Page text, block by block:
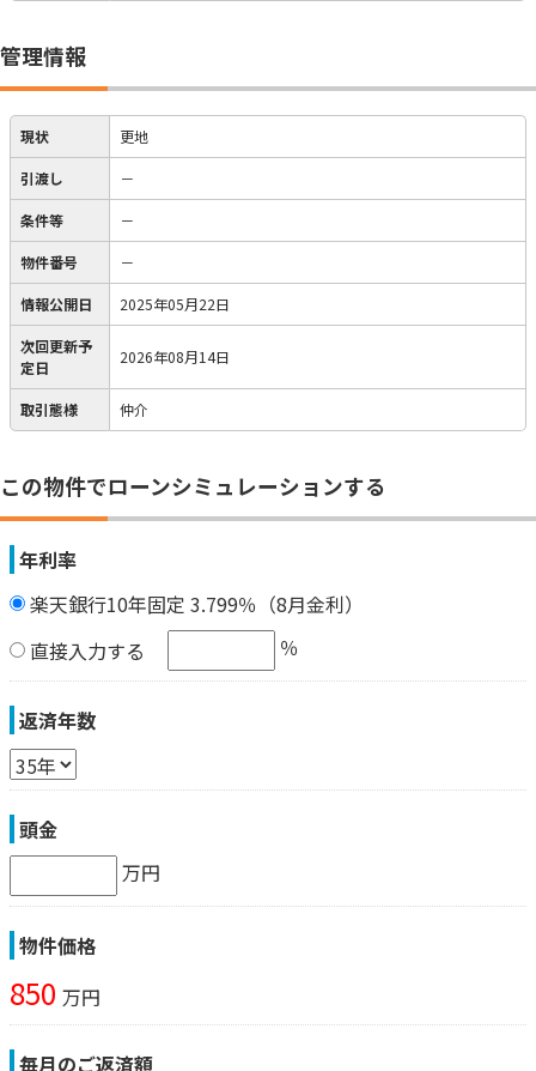
管理情報
現状 更地
引渡し －
条件等 －
物件番号 －
情報公開日 2025年05月22日
次回更新予
定日
2026年08月14日
取引態様 仲介
この物件でローンシミュレーションする
年利率
楽天銀行10年固定 3.799％（8月金利）
直接入力する
％
返済年数
頭金
万円
物件価格
850 万円
毎月のご返済額